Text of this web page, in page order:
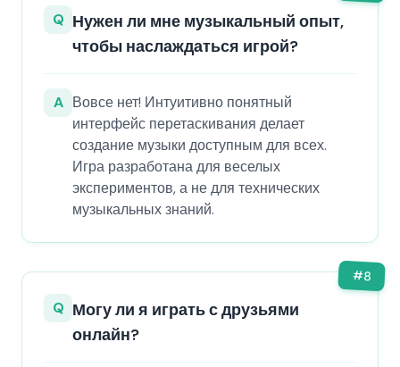
Q Нужен ли мне музыкальный опыт,
чтобы наслаждаться игрой?
A Вовсе нет! Интуитивно понятный
интерфейс перетаскивания делает
создание музыки доступным для всех.
Игра разработана для веселых
экспериментов, а не для технических
музыкальных знаний.
#8
Q Могу ли я играть с друзьями
онлайн?